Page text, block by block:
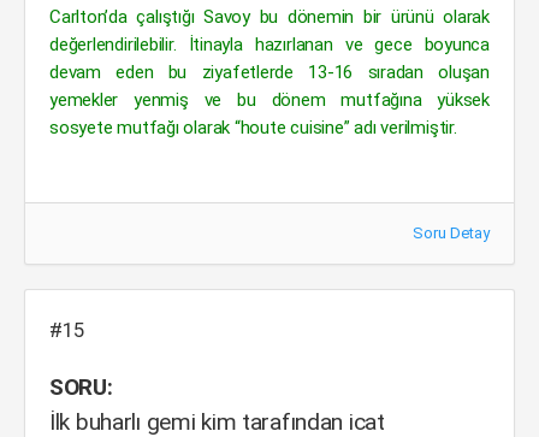
Carlton’da çalıştığı Savoy bu dönemin bir ürünü olarak
değerlendirilebilir. İtinayla hazırlanan ve gece boyunca
devam eden bu ziyafetlerde 13-16 sıradan oluşan
yemekler yenmiş ve bu dönem mutfağına yüksek
sosyete mutfağı olarak “houte cuisine” adı verilmiştir.
Soru Detay
#15
SORU:
İlk buharlı gemi kim tarafından icat